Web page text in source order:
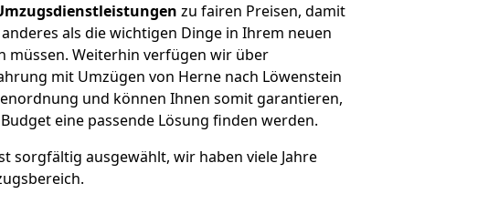
zu fairen Preisen, damit
als die wichtigen Dinge in Ihrem neuen
müssen. Weiterhin verfügen wir über
mit Umzügen von Herne nach Löwenstein
und können Ihnen somit garantieren,
eine passende Lösung finden werden.
sorgfältig ausgewählt, wir haben viele Jahre